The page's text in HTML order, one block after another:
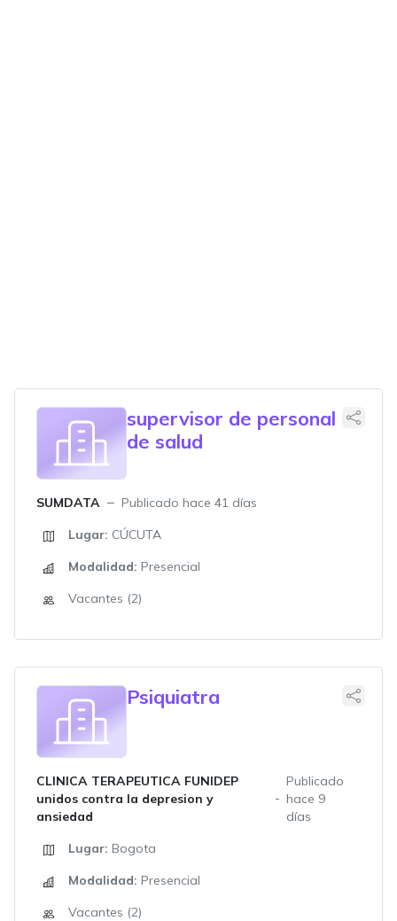
supervisor de personal
de salud
SUMDATA
Publicado hace 41 días
Lugar: CÚCUTA
Modalidad: Presencial
Vacantes (2)
Psiquiatra
CLINICA TERAPEUTICA FUNIDEP
unidos contra la depresion y
ansiedad
Publicado
hace 9
días
Lugar: Bogota
Modalidad: Presencial
Vacantes (2)